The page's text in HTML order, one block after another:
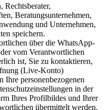
Rechtsberater,
Beratungsunternehmen,
und Unternehmen,
speichern.
über die WhatsApp-
vom Verantwortlichen
ist, Sie zu kontaktieren,
(Live-Konto)
Ihre personenbezogenen
in der
Ihres Profilbildes und Ihrer
übermittelt werden.